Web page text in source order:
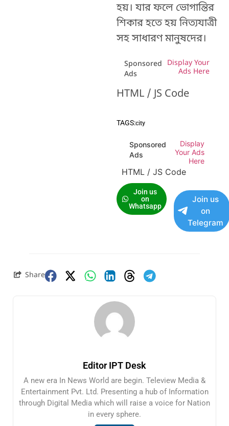
হয়। যার ফলে ভোগান্তির
শিকার হতে হয় নিত্যযাত্রী
সহ সাধারণ মানুষদের।
Sponsored
Ads
Display Your
Ads Here
HTML / JS Code
TAGS:city
Sponsored
Ads
Display
Your Ads
Here
HTML / JS Code
Join us
on
Whatsapp
Join us
on
Telegram
Share
Editor IPT Desk
A new era In News World are begin. Teleview Media &
Entertainment Pvt. Ltd. Presenting a hub of Information
through Digital Media which will raise a voice for Nation
in every sphere.